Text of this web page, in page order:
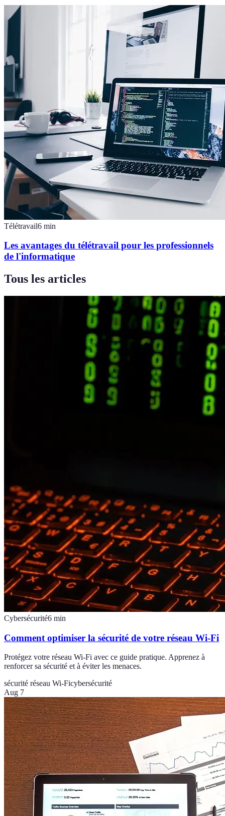
Télétravail6 min
Les avantages du télétravail pour les professionnels
de l'informatique
Tous les articles
Cybersécurité6 min
Comment optimiser la sécurité de votre réseau Wi-Fi
Protégez votre réseau Wi-Fi avec ce guide pratique. Apprenez à
renforcer sa sécurité et à éviter les menaces.
sécurité réseau Wi-Ficybersécurité
Aug 7